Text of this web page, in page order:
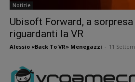
Notizie
Ubisoft Forward, a
riguardanti la VR
Alessio «Back To VR» Menegazzi 11